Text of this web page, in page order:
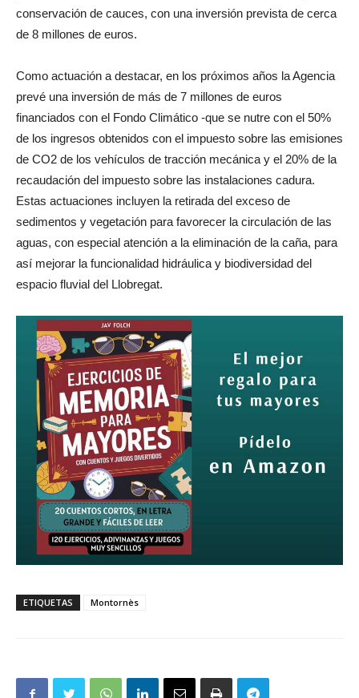
conservación de cauces, con una inversión prevista de cerca
de 8 millones de euros.
Como actuación a destacar, en los próximos años la Agencia
prevé una inversión de más de 7 millones de euros
financiados con el Fondo Climático -que se nutre con el 50%
de los ingresos obtenidos con el impuesto sobre las emisiones
de CO2 de los vehículos de tracción mecánica y el 20% de la
recaudación del impuesto sobre las instalaciones cadura.
Estas actuaciones incluyen la retirada del exceso de
sedimentos y vegetación para favorecer la circulación de las
aguas, con especial atención a la eliminación de la caña, para
así mejorar la funcionalidad hidráulica y biodiversidad del
espacio fluvial del Llobregat.
ETIQUETAS Montornès